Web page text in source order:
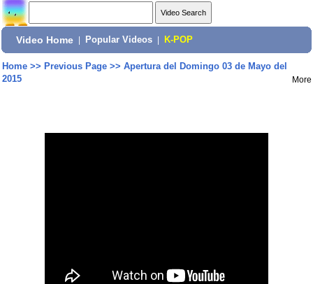
Video Home Popular Videos K-POP
Home>> Previous Page>> Apertura del Domingo 03 de Mayo del
2015
More